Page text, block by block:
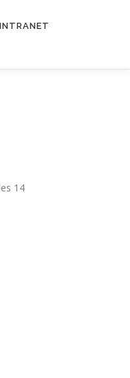
INTRANET
14